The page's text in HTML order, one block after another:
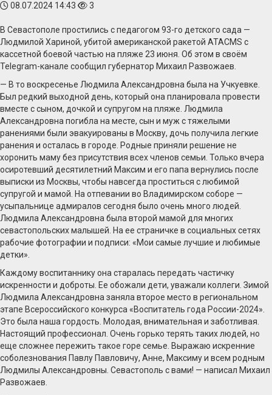
08.07.2024 14:43 3
В Севастополе простились с педагогом 93-го детского сада —
Людмилой Хариной, убитой американской ракетой ATACMS с
кассетной боевой частью на пляже 23 июня. Об этом в своём
Telegram-канале сообщил губернатор Михаил Развожаев.
— В то воскресенье Людмила Александровна была на Учкуевке.
Был редкий выходной день, который она планировала провести
вместе с сыном, дочкой и супругом на пляже. Людмила
Александровна погибла на месте, сын и муж с тяжелыми
ранениями были эвакуированы в Москву, дочь получила легкие
ранения и осталась в городе. Родные приняли решение не
хоронить маму без присутствия всех членов семьи. Только вчера
осиротевший десятилетний Максим и его папа вернулись после
выписки из Москвы, чтобы навсегда проститься с любимой
супругой и мамой. На отпевании во Владимирском соборе —
усыпальнице адмиралов сегодня было очень много людей.
Людмила Александровна была второй мамой для многих
севастопольских малышей. На ее страничке в социальных сетях
рабочие фотографии и подписи: «Мои самые лучшие и любимые
детки».
Каждому воспитаннику она старалась передать частичку
искренности и доброты. Ее обожали дети, уважали коллеги. Зимой
Людмила Александровна заняла второе место в региональном
этапе Всероссийского конкурса «Воспитатель года России-2024».
Это была наша гордость. Молодая, внимательная и заботливая.
Настоящий профессионал. Очень горько терять таких людей, но
еще сложнее пережить такое горе семье. Выражаю искренние
соболезнования Павлу Павловичу, Анне, Максиму и всем родным
Людмилы Александровны. Севастополь с вами! — написал Михаил
Развожаев.